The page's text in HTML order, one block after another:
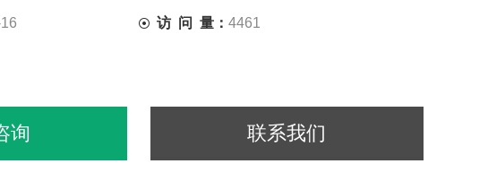
访 问 量： 4461
询 联系我们